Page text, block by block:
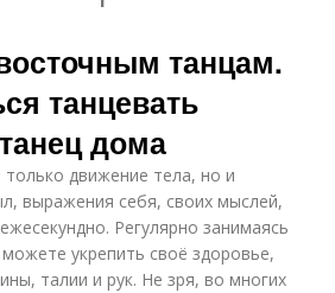
танцам.
танцевать
дома
движение тела, но и
выражения себя, своих мыслей,
Регулярно занимаясь
укрепить своё здоровье,
талии и рук. Не зря, во многих